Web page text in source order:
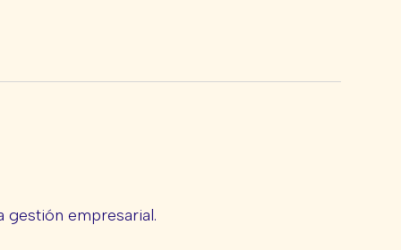
gestión empresarial.